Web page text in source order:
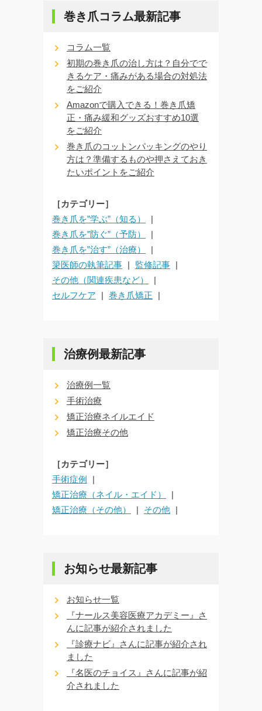
巻き爪コラム最新記事
コラム一覧
初期の巻き爪の治し方は？自分でで
きるケア・痛みがある場合の対処法
をご紹介
Amazonで購入できる！巻き爪矯
正・痛み緩和グッズおすすめ10選
をご紹介
巻き爪のコットンパッキングのやり
方は？準備するものや押さえておき
たいポイントをご紹介
［カテゴリー］
巻き爪を”学ぶ”（知る）
巻き爪を”防ぐ”（予防）
巻き爪を”治す”（治療）
簗医師の執筆記事
監修記事
その他（関連疾患など）
セルフケア
巻き爪矯正
治療例最新記事
治療例一覧
手術治療
矯正治療ネイルエイド
矯正治療その他
［カテゴリー］
手術症例
矯正治療（ネイル・エイド）
矯正治療（その他）
その他
お知らせ最新記事
お知らせ一覧
『ナールス美容医療アカデミー』さ
んに記事が紹介されました
『診療ナビ』さんに記事が紹介され
ました
『名医のチョイス』さんに記事が紹
介されました